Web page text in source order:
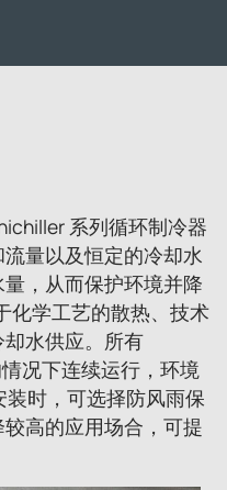
系列循环制冷器
量以及恒定的冷却水
，从而保护环境并降
化学工艺的散热、技术
水供应。所有
况下连续运行，环境
时，可选择防风雨保
高的应用场合，可提